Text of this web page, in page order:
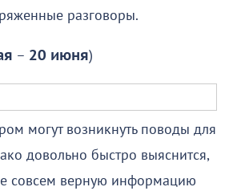
разговоры.
– 20 июня)
могут возникнуть поводы для
довольно быстро выяснится,
совсем верную информацию